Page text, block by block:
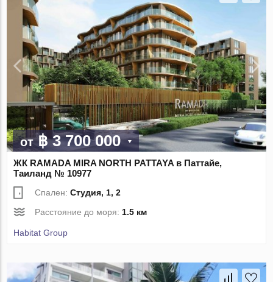
от฿ 3 700 000
ЖК RAMADA MIRA NORTH PATTAYA в Паттайе,
Таиланд № 10977
Спален:Студия, 1, 2
Расстояние до моря: 1.5 км
Habitat Group